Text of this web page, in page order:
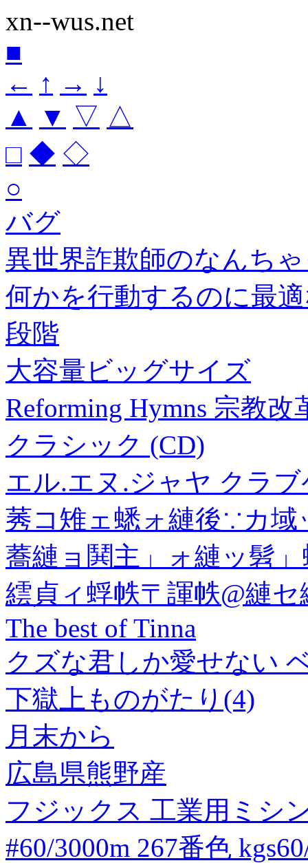
xn--wus.net
■
← ↑ → ↓
▲
▼ ▽ △
□ ◆ ◇
○
バグ
異世界詐欺師のなんち
何かを行動するのに最
段階
大容量ビッグサイズ
Reforming Hymns 宗教
クラシック (CD)
エル.エヌ.ジャヤ クラ
莠コ雉ェ蟋ォ縺後∵カ域
蕎縺ョ鬨主」ォ縺ッ髫
繧貞ィ蜉帙〒諢帙@縺セ
The best of Tinna
クズな君しか愛せない
下獄上ものがたり(4)
月末から
広島県熊野産
フジックス 工業用ミシ
#60/3000m 267番色